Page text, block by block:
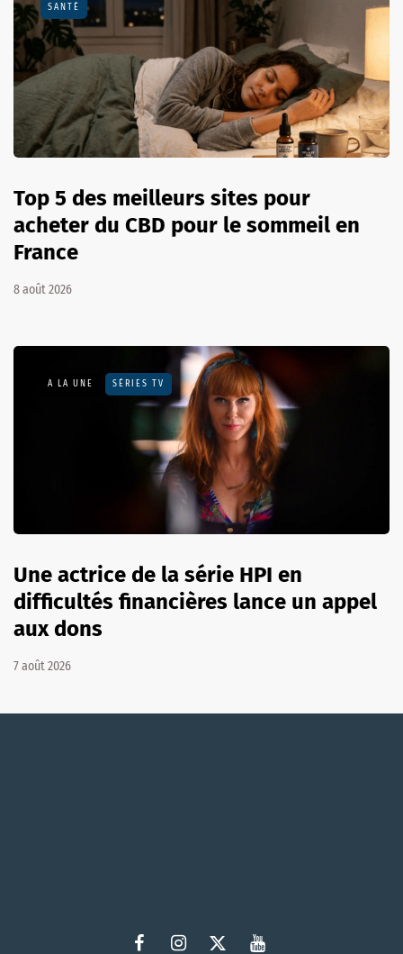
SANTÉ
Top 5 des meilleurs sites pour
acheter du CBD pour le sommeil en
France
8 août 2026
A LA UNE SÉRIES TV
Une actrice de la série HPI en
difficultés financières lance un appel
aux dons
7 août 2026